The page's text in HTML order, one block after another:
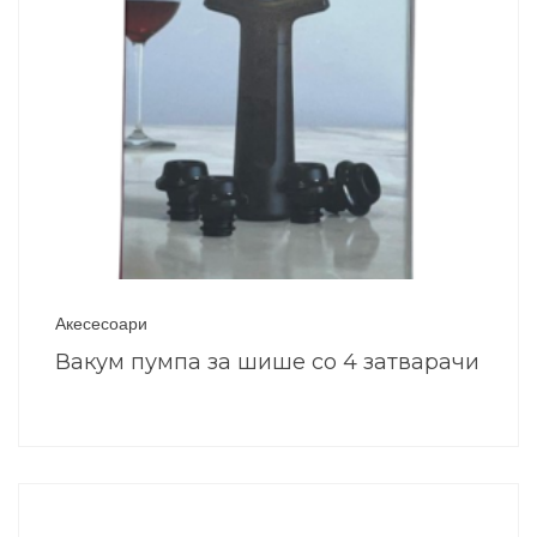
Акесесоари
Вакум пумпа за шише со 4 затварачи